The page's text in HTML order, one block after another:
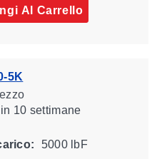
Al Carrello
5K
in 10 settimane
5000 lbF